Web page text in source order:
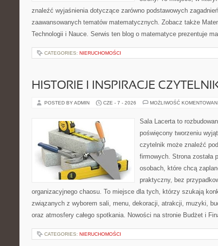
znaleźć wyjaśnienia dotyczące zarówno podstawowych
zaawansowanych tematów matematycznych. Zobacz także
Technologii i Nauce. Serwis ten blog o matematyce prezentuje
CATEGORIES: NIERUCHOMOŚCI
HISTORIE I INSPIRACJE
POSTED BY ADMIN CZE - 7 - 2026 MOŻLIWOŚĆ
Sala Lacerta to
poświęcony tworzeniu
czytelnik może znaleźć
firmowych. Strona została
osobach, które chcą
praktyczny, bez
organizacyjnego chaosu. To miejsce dla tych, którzy szukają
związanych z wyborem sali, menu, dekoracji, atrakcji, muzyki,
oraz atmosfery całego spotkania. Nowości na stronie Budżet i
CATEGORIES: NIERUCHOMOŚCI